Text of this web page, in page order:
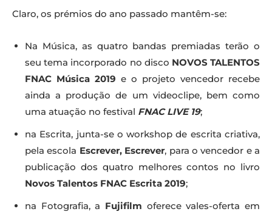
Claro, os prémios do ano passado mantêm-se:
Na Música, as quatro bandas premiadas terão o
seu tema incorporado no disco NOVOS TALENTOS
FNAC Música 2019 e o projeto vencedor recebe
ainda a produção de um videoclipe, bem como
uma atuação no festival FNAC LIVE 19;
na Escrita, junta-se o workshop de escrita criativa,
pela escola Escrever, Escrever, para o vencedor e a
publicação dos quatro melhores contos no livro
Novos Talentos FNAC Escrita 2019;
na Fotografia, a Fujifilm oferece vales-oferta em